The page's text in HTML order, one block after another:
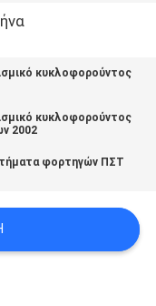
κυκλοφορούντος
κυκλοφορούντος
2002
φορτηγών ΠΣΤ